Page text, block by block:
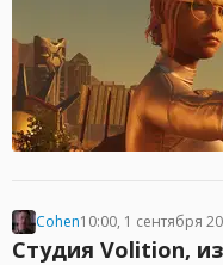
Cohen10:00, 1 сентября
Студия Volition,